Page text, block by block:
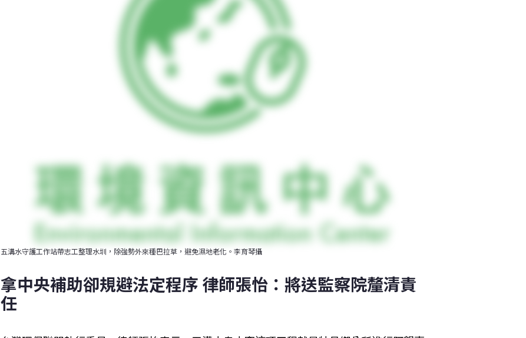
五溝水守護工作站帶志工整理水圳，除強勢外來種巴拉草，避免濕地老化。李育琴攝
拿中央補助卻規避法定程序 律師張怡：將送監察院釐清責
任